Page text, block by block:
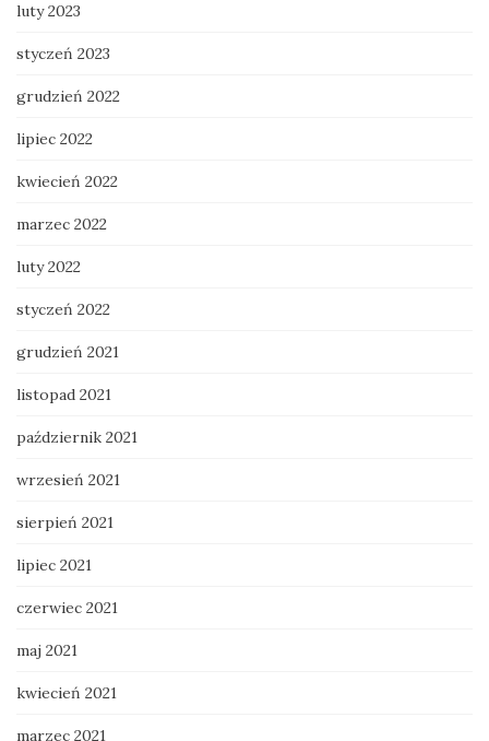
luty 2023
styczeń 2023
grudzień 2022
lipiec 2022
kwiecień 2022
marzec 2022
luty 2022
styczeń 2022
grudzień 2021
listopad 2021
październik 2021
wrzesień 2021
sierpień 2021
lipiec 2021
czerwiec 2021
maj 2021
kwiecień 2021
marzec 2021